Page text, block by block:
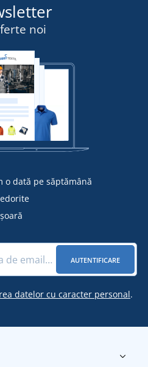
noi
o dată pe săptămână
AUTENTIFICARE
datelor cu caracter personal.